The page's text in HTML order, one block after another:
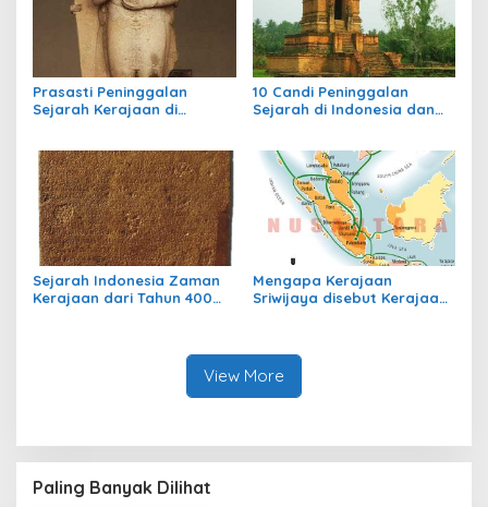
Prasasti Peninggalan
Sejarah Kerajaan di
10 Candi Peninggalan
Sejarah di Indonesia dan
Sejarah Indonesia Zaman
Kerajaan dari Tahun 400
Mengapa Kerajaan
Sriwijaya disebut Kerajaan
View More
Paling Banyak Dilihat